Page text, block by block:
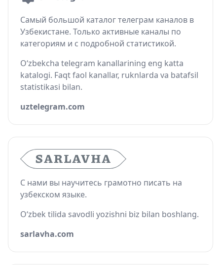
Самый большой каталог телеграм каналов в
Узбекистане. Только активные каналы по
категориям и с подробной статистикой.
O‘zbekcha telegram kanallarining eng katta
katalogi. Faqt faol kanallar, ruknlarda va batafsil
statistikasi bilan.
uztelegram.com
С нами вы научитесь грамотно писать на
узбекском языке.
O‘zbek tilida savodli yozishni biz bilan boshlang.
sarlavha.com